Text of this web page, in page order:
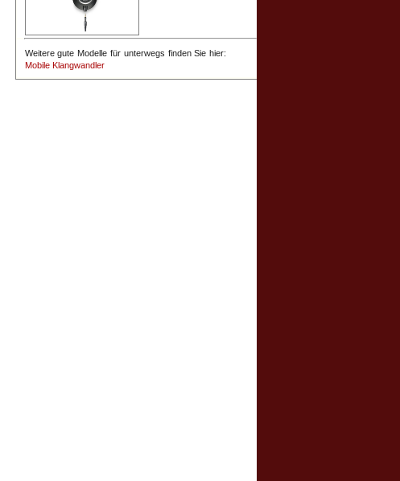
Weitere gute Modelle für unterwegs finden Sie hier:
Mobile Klangwandler